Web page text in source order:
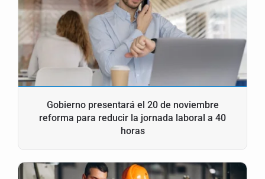
Gobierno presentará el 20 de noviembre
reforma para reducir la jornada laboral a 40
horas